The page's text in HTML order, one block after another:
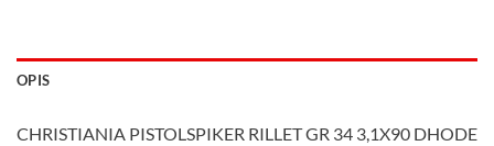
OPIS
CHRISTIANIA PISTOLSPIKER RILLET GR 34 3,1X90 DHODE